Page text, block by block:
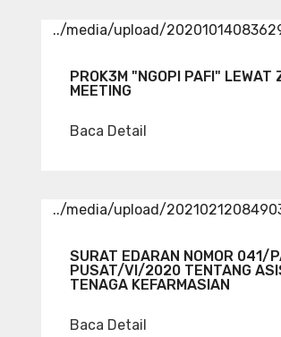
../media/upload/
PROK3M "NGOPI PAFI" LEWAT
MEETING
Baca Detail
../media/upload/
SURAT EDARAN NOMOR 041/
PUSAT/VI/2020 TENTANG
TENAGA KEFARMASIAN
Baca Detail